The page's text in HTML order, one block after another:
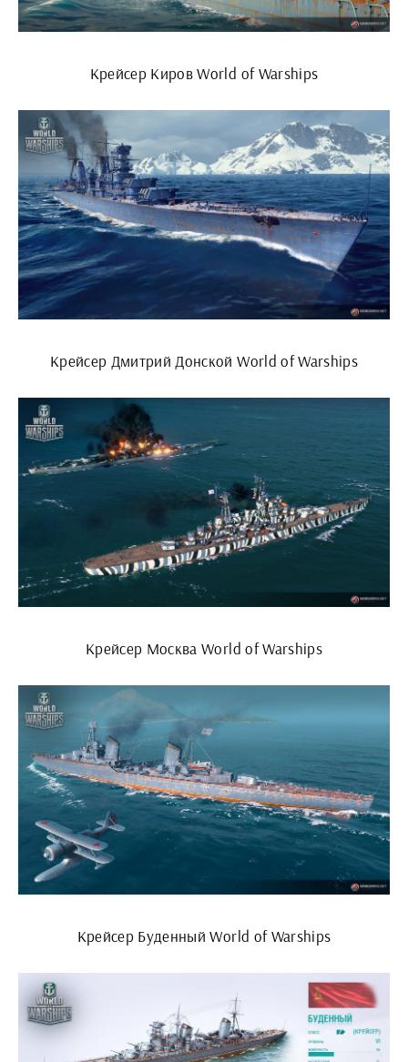
Крейсер Киров World of Warships
Крейсер Дмитрий Донской World of Warships
Крейсер Москва World of Warships
Крейсер Буденный World of Warships